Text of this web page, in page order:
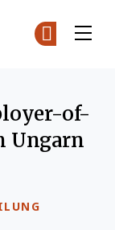
of-
Ungarn